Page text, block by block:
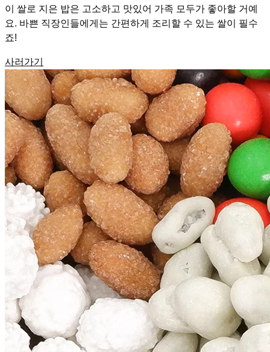
이 쌀로 지은 밥은 고소하고 맛있어 가족 모두가 좋아할 거예
요. 바쁜 직장인들에게는 간편하게 조리할 수 있는 쌀이 필수
죠!
사러가기